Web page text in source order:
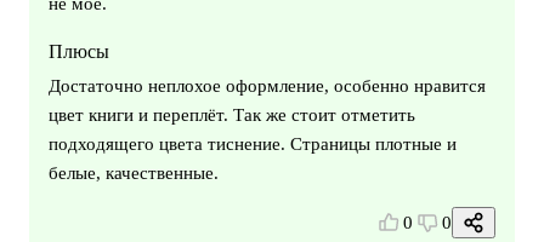
Плюсы
Достаточно неплохое оформление, особенно нравится
цвет книги и переплёт. Так же стоит отметить
подходящего цвета тиснение. Страницы плотные и
белые, качественные.
0 0